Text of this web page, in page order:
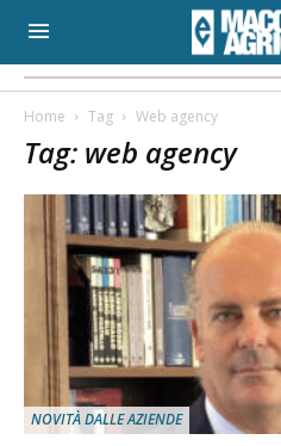
Home Tag Web agency
Tag: web agency
NOVITÀ DALLE AZIENDE